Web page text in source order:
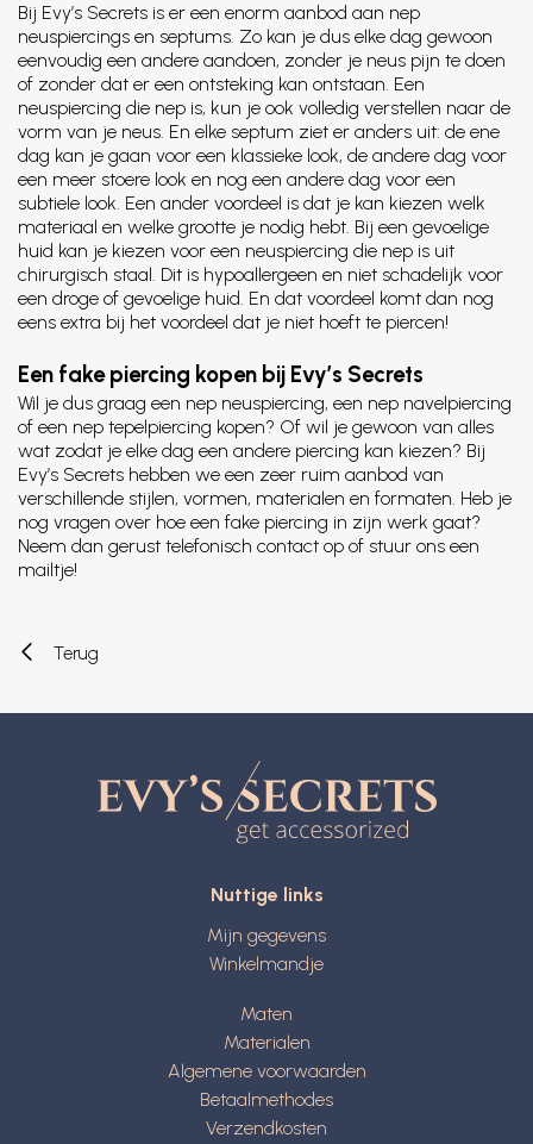
Bij Evy’s Secrets is er een enorm aanbod aan nep
neuspiercings en septums. Zo kan je dus elke dag gewoon
eenvoudig een andere aandoen, zonder je neus pijn te doen
of zonder dat er een ontsteking kan ontstaan. Een
neuspiercing die nep is, kun je ook volledig verstellen naar de
vorm van je neus. En elke septum ziet er anders uit: de ene
dag kan je gaan voor een klassieke look, de andere dag voor
een meer stoere look en nog een andere dag voor een
subtiele look. Een ander voordeel is dat je kan kiezen welk
materiaal en welke grootte je nodig hebt. Bij een gevoelige
huid kan je kiezen voor een neuspiercing die nep is uit
chirurgisch staal. Dit is hypoallergeen en niet schadelijk voor
een droge of gevoelige huid. En dat voordeel komt dan nog
eens extra bij het voordeel dat je niet hoeft te piercen!
Een fake piercing kopen bij Evy’s Secrets
Wil je dus graag een nep neuspiercing, een nep navelpiercing
of een nep tepelpiercing kopen? Of wil je gewoon van alles
wat zodat je elke dag een andere piercing kan kiezen? Bij
Evy’s Secrets hebben we een zeer ruim aanbod van
verschillende stijlen, vormen, materialen en formaten. Heb je
nog vragen over hoe een fake piercing in zijn werk gaat?
Neem dan gerust telefonisch contact op of stuur ons een
mailtje!
Terug
Nuttige links
Mijn gegevens
Winkelmandje
Maten
Materialen
Algemene voorwaarden
Betaalmethodes
Verzendkosten